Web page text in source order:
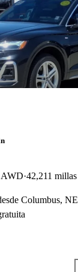
AWD 42,211 millas
Columbus, NE